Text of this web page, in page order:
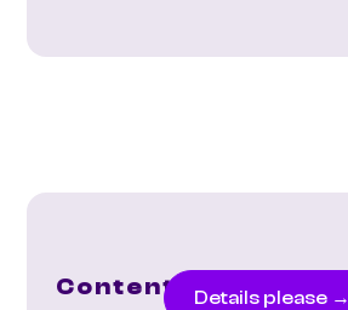
Content Strategy
Details please →